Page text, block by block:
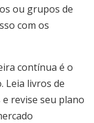
ou grupos de
com os
contínua é o
Leia livros de
revise seu plano